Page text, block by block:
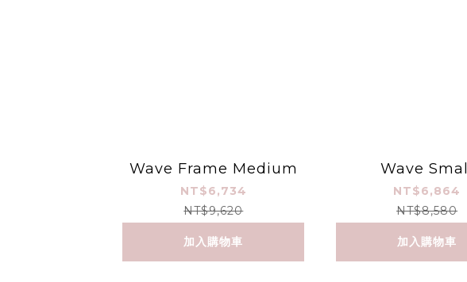
Wave Frame Medium
NT$6,734
NT$9,620
加入購物車
Wave Small
NT$6,864
NT$8,580
加入購物車